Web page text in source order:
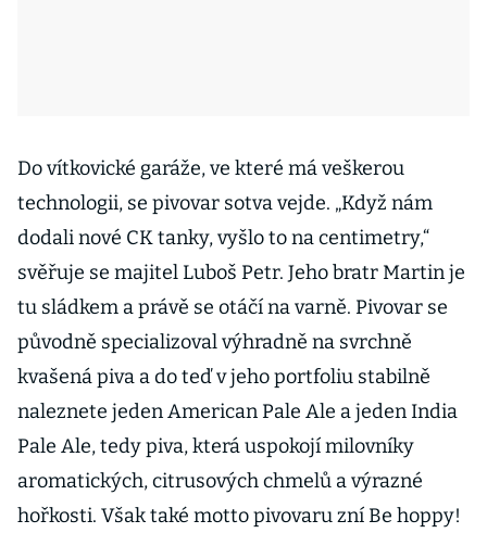
Do vítkovické garáže, ve které má veškerou
technologii, se pivovar sotva vejde. „Když nám
dodali nové CK tanky, vyšlo to na centimetry,“
svěřuje se majitel Luboš Petr. Jeho bratr Martin je
tu sládkem a právě se otáčí na varně. Pivovar se
původně specializoval výhradně na svrchně
kvašená piva a do teď v jeho portfoliu stabilně
naleznete jeden American Pale Ale a jeden India
Pale Ale, tedy piva, která uspokojí milovníky
aromatických, citrusových chmelů a výrazné
hořkosti. Však také motto pivovaru zní Be hoppy!